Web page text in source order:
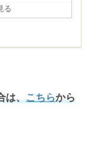
る
は、こちらから